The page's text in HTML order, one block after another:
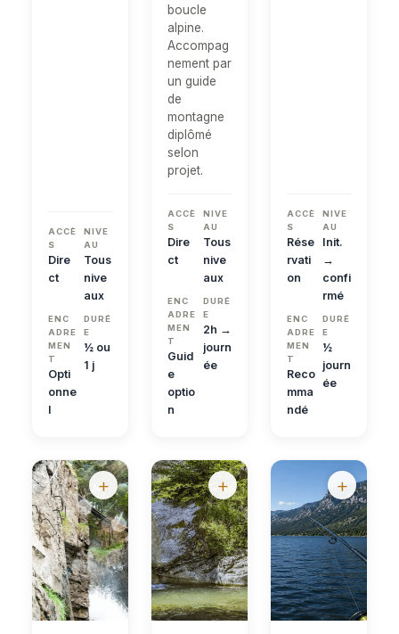
ACCÈ
S
Dire
ct
NIVE
AU
Tous
nive
aux
ENC
ADRE
MEN
T
Opti
onne
l
DURÉ
E
½ ou
1 j
boucle
alpine.
Accompag
nement par
un guide
de
montagne
diplômé
selon
projet.
ACCÈ
S
Dire
ct
NIVE
AU
Tous
nive
aux
ENC
ADRE
MEN
T
Guid
e
optio
n
DURÉ
E
2h →
journ
ée
ACCÈ
S
Rése
rvati
on
NIVE
AU
Init.
→
confi
rmé
ENC
ADRE
MEN
T
Reco
mma
ndé
DURÉ
E
½
journ
ée